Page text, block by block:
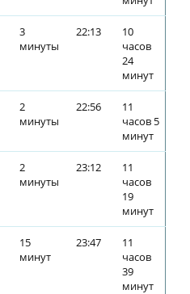
3
минуты
22:13
10
часов
24
минут
2
минуты
22:56
11
часов 5
минут
2
минуты
23:12
11
часов
19
минут
15
минут
23:47
11
часов
39
минут